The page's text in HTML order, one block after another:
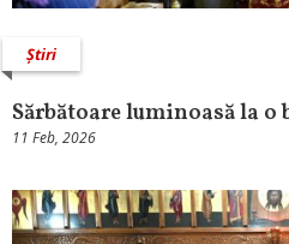
Știri
Sărbătoare luminoasă la
11 Feb, 2026